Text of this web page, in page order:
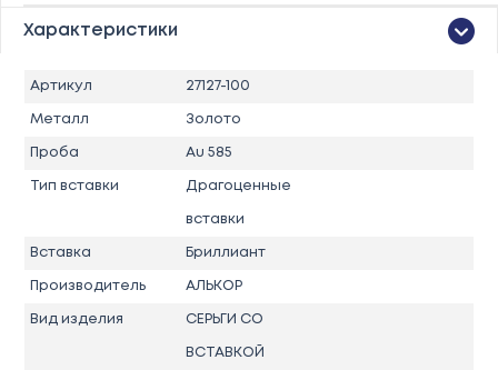
Характеристики
Артикул 27127-100
Металл Золото
Проба Au 585
Тип вставки Драгоценные
вставки
Вставка Бриллиант
Производитель АЛЬКОР
Вид изделия СЕРЬГИ СО
ВСТАВКОЙ